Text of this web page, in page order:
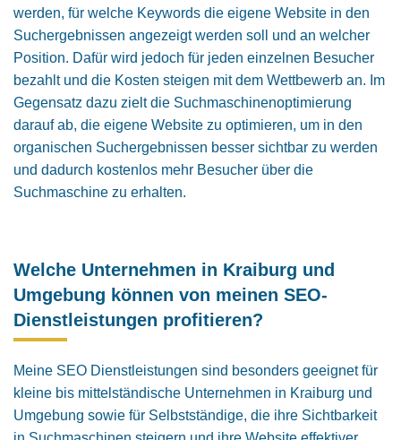
werden, für welche Keywords die eigene Website in den
Suchergebnis­sen angezeigt werden soll und an welcher
Position. Dafür wird jedoch für jeden einzelnen Besucher
bezahlt und die Kosten steigen mit dem Wettbewerb an. Im
Gegensatz dazu zielt die Suchmaschinenoptimierung
darauf ab, die eigene Website zu optimieren, um in den
organischen Suchergebnissen besser sichtbar zu werden
und dadurch kostenlos mehr Besucher über die
Suchmaschine zu erhalten.
Welche Unternehmen in Kraiburg und
Umgebung können von meinen SEO-
Dienstleistungen profitieren?
Meine SEO Dienstleistungen sind besonders geeignet für
kleine bis mittelständische Unternehmen in Kraiburg und
Umgebung sowie für Selbstständige, die ihre Sichtbarkeit